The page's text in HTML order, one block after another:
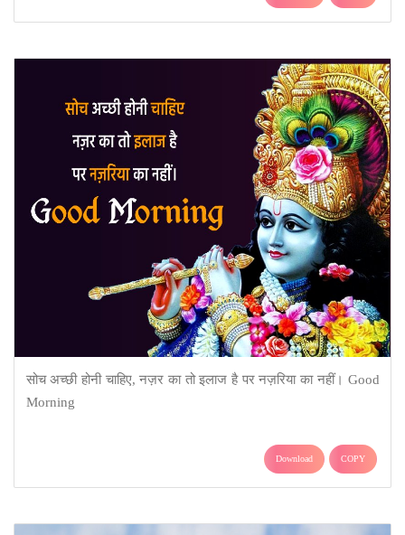
सोच अच्छी होनी चाहिए, नज़र का तो इलाज है पर नज़रिया का नहीं। Good
Morning
Download COPY